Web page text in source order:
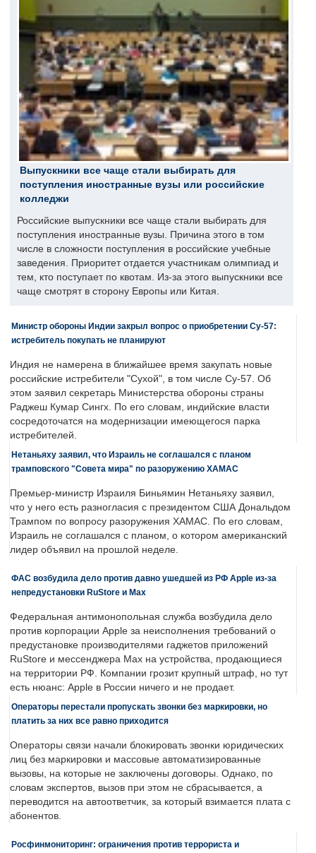
Выпускники все чаще стали выбирать для
поступления иностранные вузы или российские
колледжи
Российские выпускники все чаще стали выбирать для
поступления иностранные вузы. Причина этого в том
числе в сложности поступления в российские учебные
заведения. Приоритет отдается участникам олимпиад и
тем, кто поступает по квотам. Из-за этого выпускники все
чаще смотрят в сторону Европы или Китая.
Министр обороны Индии закрыл вопрос о приобретении Су-57:
истребитель покупать не планируют
Индия не намерена в ближайшее время закупать новые
российские истребители "Сухой", в том числе Су-57. Об
этом заявил секретарь Министерства обороны страны
Раджеш Кумар Сингх. По его словам, индийские власти
сосредоточатся на модернизации имеющегося парка
истребителей.
Нетаньяху заявил, что Израиль не соглашался с планом
трамповского "Совета мира" по разоружению ХАМАС
Премьер-министр Израиля Биньямин Нетаньяху заявил,
что у него есть разногласия с президентом США Дональдом
Трампом по вопросу разоружения ХАМАС. По его словам,
Израиль не соглашался с планом, о котором американский
лидер объявил на прошлой неделе.
ФАС возбудила дело против давно ушедшей из РФ Apple из-за
непредустановки RuStore и Max
Федеральная антимонопольная служба возбудила дело
против корпорации Apple за неисполнения требований о
предустановке производителями гаджетов приложений
RuStore и мессенджера Max на устройства, продающиеся
на территории РФ. Компании грозит крупный штраф, но тут
есть нюанс: Apple в России ничего и не продает.
Операторы перестали пропускать звонки без маркировки, но
платить за них все равно приходится
Операторы связи начали блокировать звонки юридических
лиц без маркировки и массовые автоматизированные
вызовы, на которые не заключены договоры. Однако, по
словам экспертов, вызов при этом не сбрасывается, а
переводится на автоответчик, за который взимается плата с
абонентов.
Росфинмониторинг: ограничения против террориста и